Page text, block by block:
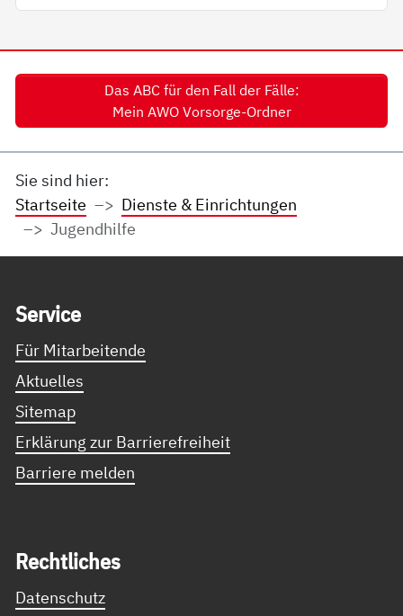
Das ABC für den Fall der Fälle:
Mein AWO Vorsorge-Ordner
Sie sind hier:
Startseite
Dienste & Einrichtungen
Jugendhilfe
Ser­vice
Für Mitarbeitende
Aktuelles
Sitemap
Erklärung zur Barrierefreiheit
Barriere melden
Recht­li­ches
Datenschutz